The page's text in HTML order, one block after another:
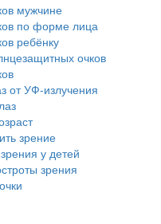
мужчине
по форме лица
ребёнку
очков
от УФ-излучения
зрение
у детей
зрения